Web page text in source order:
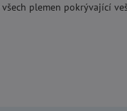
plemen pokrývající